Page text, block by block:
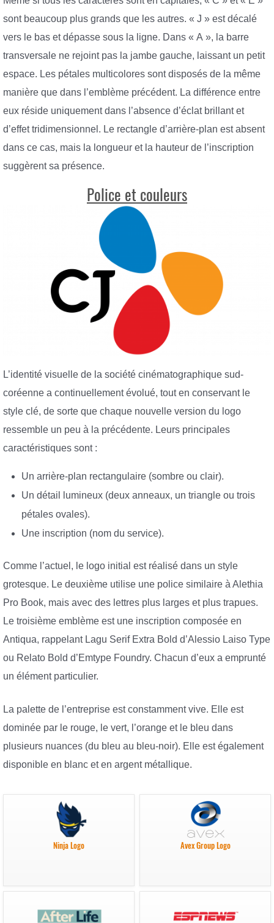
sont beaucoup plus grands que les autres. « J » est décalé
vers le bas et dépasse sous la ligne. Dans « A », la barre
transversale ne rejoint pas la jambe gauche, laissant un petit
espace. Les pétales multicolores sont disposés de la même
manière que dans l’emblème précédent. La différence entre
eux réside uniquement dans l’absence d’éclat brillant et
d’effet tridimensionnel. Le rectangle d’arrière-plan est absent
dans ce cas, mais la longueur et la hauteur de l’inscription
suggèrent sa présence.
Police et couleurs
L’identité visuelle de la société cinématographique sud-
coréenne a continuellement évolué, tout en conservant le
style clé, de sorte que chaque nouvelle version du logo
ressemble un peu à la précédente. Leurs principales
caractéristiques sont :
Un arrière-plan rectangulaire (sombre ou clair).
Un détail lumineux (deux anneaux, un triangle ou trois
pétales ovales).
Une inscription (nom du service).
Comme l’actuel, le logo initial est réalisé dans un style
grotesque. Le deuxième utilise une police similaire à Alethia
Pro Book, mais avec des lettres plus larges et plus trapues.
Le troisième emblème est une inscription composée en
Antiqua, rappelant Lagu Serif Extra Bold d’Alessio Laiso Type
ou Relato Bold d’Emtype Foundry. Chacun d’eux a emprunté
un élément particulier.
La palette de l’entreprise est constamment vive. Elle est
dominée par le rouge, le vert, l’orange et le bleu dans
plusieurs nuances (du bleu au bleu-noir). Elle est également
disponible en blanc et en argent métallique.
Ninja Logo Avex Group Logo